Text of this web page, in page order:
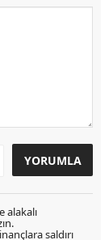
alakalı
saldırı